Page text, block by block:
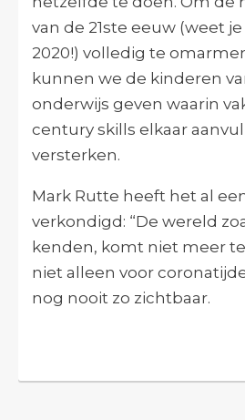
van de 21ste eeuw (weet je
2020!) volledig te
kunnen we de kinderen
onderwijs geven waarin
century skills elkaar
versterken.
Mark Rutte heeft het al
verkondigd: “De wereld
kenden, komt niet meer
niet alleen voor
nog nooit zo zichtbaar.